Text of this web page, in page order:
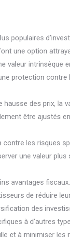
populaires
une option
valeur
protection
des prix,
être ajustés
les risques
une valeur
avantages
de réduire
des
à d’autres
et à minimiser